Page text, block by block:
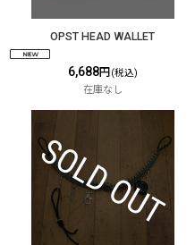
OPST HEAD WALLET
6,688円 (税込)
在庫なし